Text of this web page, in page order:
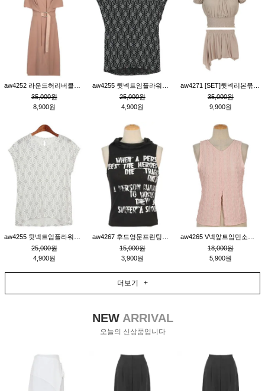
35,000원
8,900원
25,000원
4,900원
35,000원
9,900원
25,000원
4,900원
15,000원
3,900원
18,000원
5,900원
더보기 +
NEWARRIVAL
오늘의 신상품입니다